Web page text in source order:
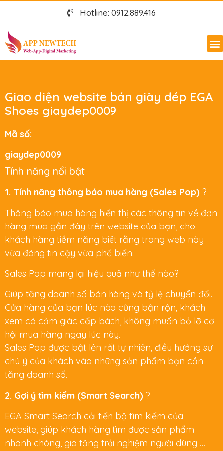
Hotline: 0912.889.416
Giao diện website bán giày dép EGA
Shoes giaydep0009
Mã số:
giaydep0009
Tính năng nổi bật
1. Tính năng thông báo mua hàng (Sales Pop) ?
Thông báo mua hàng hiển thị các thông tin về đơn
hàng mua gần đây trên website của bạn, cho
khách hàng tiềm năng biết rằng trang web này
vừa đáng tin cậy vừa phổ biến.
Sales Pop mang lại hiệu quả như thế nào?
Giúp tăng doanh số bán hàng và tỷ lệ chuyển đổi.
Cửa hàng của bạn lúc nào cũng bận rộn, khách
xem có cảm giác cấp bách, không muốn bỏ lỡ cơ
hội mua hàng ngay lúc này.
Sales Pop được bật lên rất tự nhiên, điều hướng sự
chú ý của khách vào những sản phẩm bạn cần
tăng doanh số.
2. Gợi ý tìm kiếm (Smart Search) ?
EGA Smart Search cải tiến bộ tìm kiếm của
website, giúp khách hàng tìm được sản phẩm
nhanh chóng, gia tăng trải nghiệm người dùng …